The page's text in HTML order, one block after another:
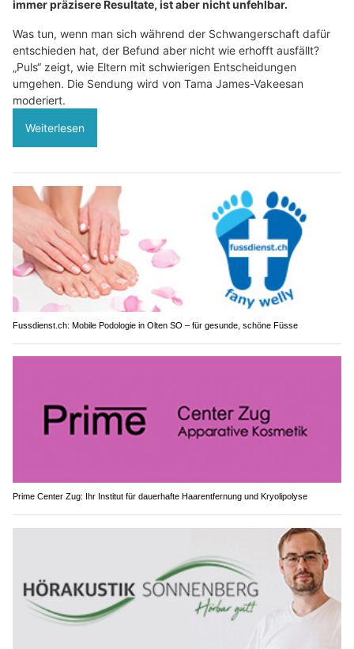
immer präzisere Resultate, ist aber nicht unfehlbar.
Was tun, wenn man sich während der Schwangerschaft dafür
entschieden hat, der Befund aber nicht wie erhofft ausfällt?
„Puls“ zeigt, wie Eltern mit schwierigen Entscheidungen
umgehen. Die Sendung wird von Tama James-Vakeesan
moderiert.
Weiterlesen
Fussdienst.ch: Mobile Podologie in Olten SO – für gesunde, schöne Füsse
Prime Center Zug: Ihr Institut für dauerhafte Haarentfernung und Kryolipolyse